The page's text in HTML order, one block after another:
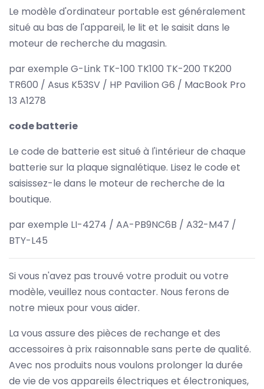
Le modèle d'ordinateur portable est généralement
situé au bas de l'appareil, le lit et le saisit dans le
moteur de recherche du magasin.
par exemple G-Link TK-100 TK100 TK-200 TK200
TR600 / Asus K53SV / HP Pavilion G6 / MacBook Pro
13 A1278
code batterie
Le code de batterie est situé à l'intérieur de chaque
batterie sur la plaque signalétique. Lisez le code et
saisissez-le dans le moteur de recherche de la
boutique.
par exemple LI-4274 / AA-PB9NC6B / A32-M47 /
BTY-L45
Si vous n'avez pas trouvé votre produit ou votre
modèle, veuillez nous contacter. Nous ferons de
notre mieux pour vous aider.
La vous assure des pièces de rechange et des
accessoires à prix raisonnable sans perte de qualité.
Avec nos produits nous voulons prolonger la durée
de vie de vos appareils électriques et électroniques,